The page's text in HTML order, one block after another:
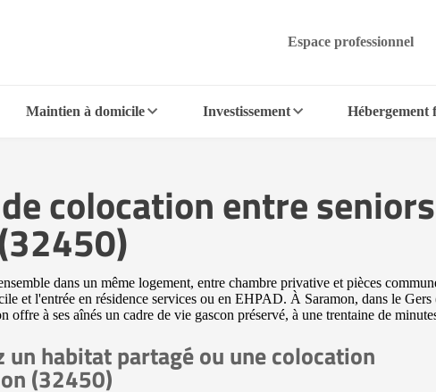
Espace professionnel
Maintien à domicile Investissement Hébergement
colocation entre
dans un même logement, entre chambre privative et pièces
et l'entrée en résidence services ou en EHPAD. À Saramon, dans le
à ses aînés un cadre de vie gascon préservé, à une trentaine de
un habitat partagé ou une colocation
(32450)